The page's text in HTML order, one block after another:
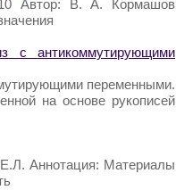
10 Автор: В. А. Кормашов
с антикоммутирующими
переменными.
на основе рукописей
Аннотация: Материалы